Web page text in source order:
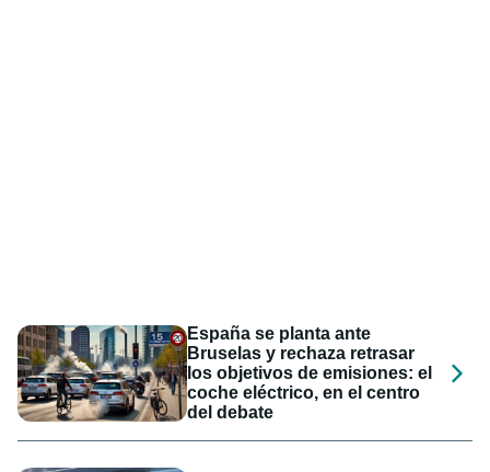
España se planta ante
Bruselas y rechaza retrasar
los objetivos de emisiones: el
coche eléctrico, en el centro
del debate